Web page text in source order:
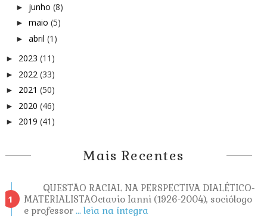
► junho (8)
► maio (5)
► abril (1)
► 2023 (11)
► 2022 (33)
► 2021 (50)
► 2020 (46)
► 2019 (41)
Mais Recentes
QUESTÃO RACIAL NA PERSPECTIVA DIALÉTICO-
MATERIALISTAOctavio Ianni (1926-2004), sociólogo
e professor ... leia na íntegra